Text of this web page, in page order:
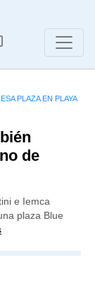
PLAZA EN PLAYA
de
e Iemca
plaza Blue